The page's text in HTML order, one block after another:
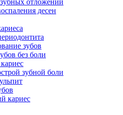
отложений
десен
зубов
без боли
зубной боли
кариес